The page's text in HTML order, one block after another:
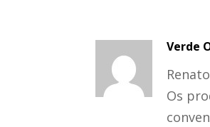
Verde
Renato
Os